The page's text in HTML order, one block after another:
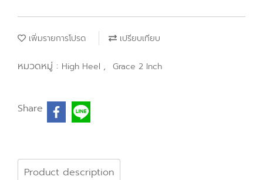
เพิ่มรายการโปรด เปรียบเทียบ
หมวดหมู่ : High Heel , Grace 2 Inch
Share
Product description